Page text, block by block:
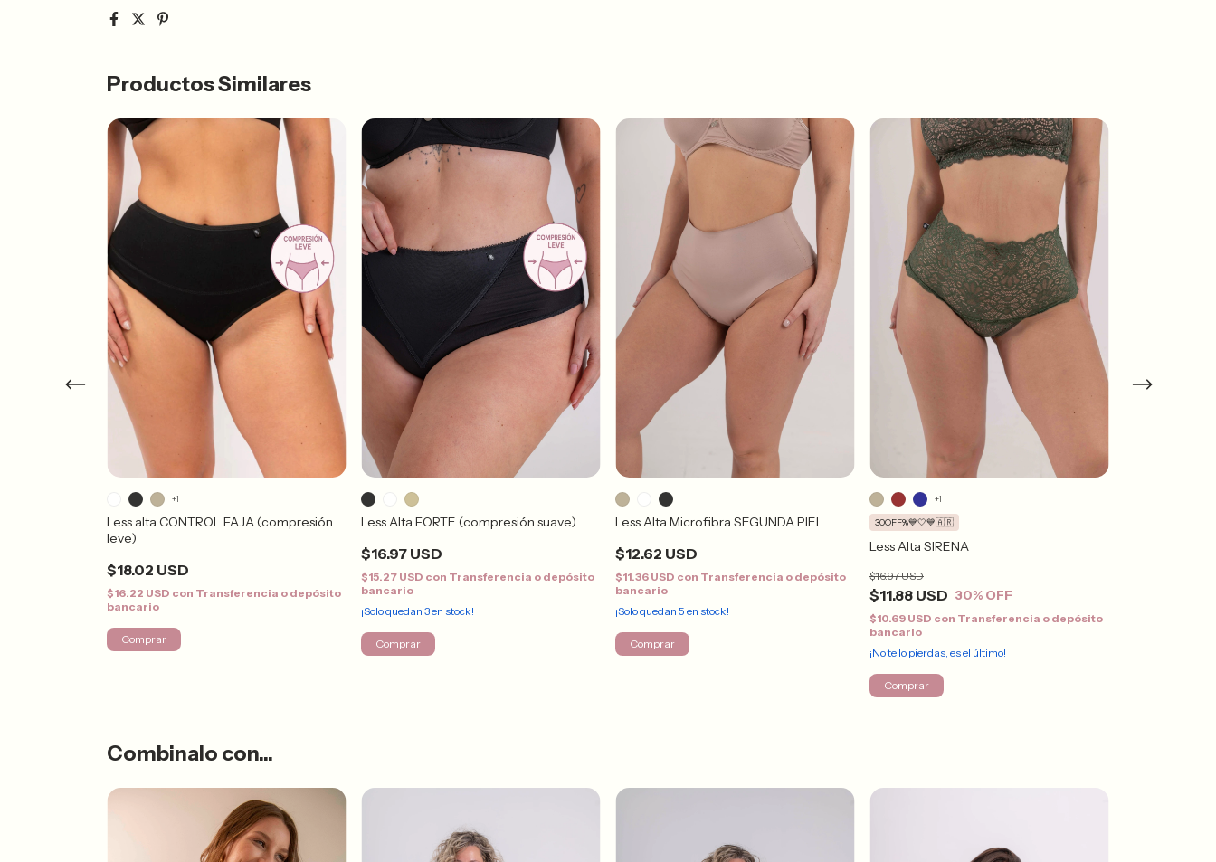
Productos Similares
Less alta CONTROL FAJA (compresión
leve)
$18.02 USD
$16.22 USD con Transferencia o depósito
bancario
+1
Comprar
Less Alta FORTE (compresión suave)
$16.97 USD
$15.27 USD con Transferencia o depósito
bancario
¡Solo quedan 3en stock!
Comprar
Less Alta Microfibra SEGUNDA PIEL
$12.62 USD
$11.36 USD con Transferencia o depósito
bancario
¡Solo quedan 5 en stock!
Comprar
Less Alta SIRENA
$11.88 USD
$16.97 USD
30% OFF
30OFF%💙🤍💙🇦🇷
$10.69 USD con Transferencia o depósito
bancario
¡No te lo pierdas, es el último!
+1
Comprar
Combinalo con...